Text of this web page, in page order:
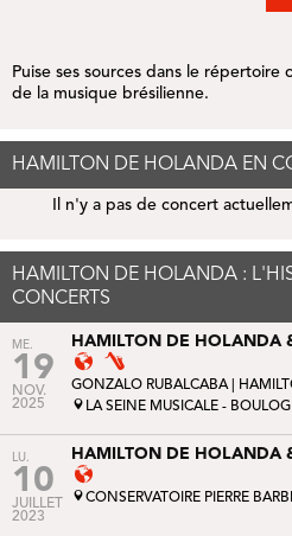
Puise ses sources dans le répertoire
de la musique brésilienne.
HAMILTON DE HOLANDA EN
Il n'y a pas de concert
HAMILTON DE HOLANDA :
CONCERTS
ME.
19
NOV.
2025
HAMILTON DE HOLANDA
GONZALO RUBALCABA|
LA SEINE MUSICALE -
LU.
10
JUILLET
2023
HAMILTON DE HOLANDA
CONSERVATOIRE PIERRE